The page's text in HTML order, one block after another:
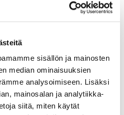
sisällön ja mainosten
median ominaisuuksien
analysoimiseen. Lisäksi
mainosalan ja analytiikka-
siitä, miten käytät
yhteydessä
jotka ovat syntyneet
tapahtuvassa,
, karkotus- tai
koskee myös Suomen
karkottamispäätöksiä.